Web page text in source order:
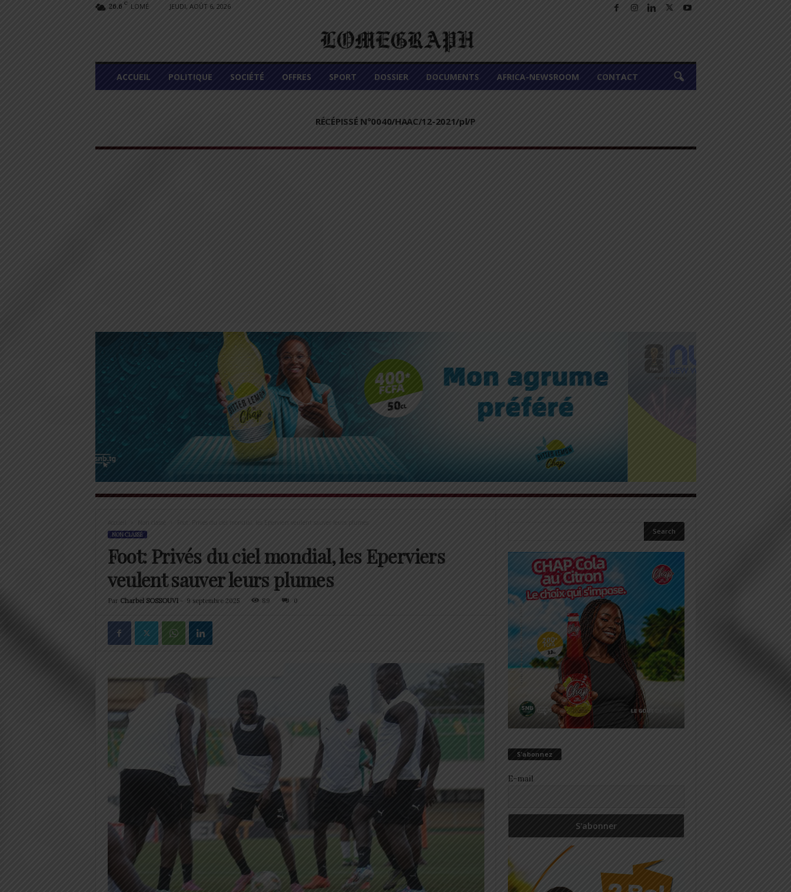
26.6 C LOMÉ JEUDI, AOÛT 6, 2026
L
M
ACCUEIL POLITIQUE SOCIÉTÉ OFFRES SPORT DOSSIER DOCUMENTS AFRICA-NEWSROOM CONTACT
RÉCÉPISSÉ N°0040/HAAC/12-2021/pl/P
Accueil Foot: Privés du ciel mondial, les Eperviers veulent sauver leurs plumes
NON CLASSÉ
Foot: Privés du ciel mondial, les Eperviers
veulent sauver leurs plumes
Par Charbel SOSSOUVI- 9 septembre 2025 89 0
S’abonnez
E-mail